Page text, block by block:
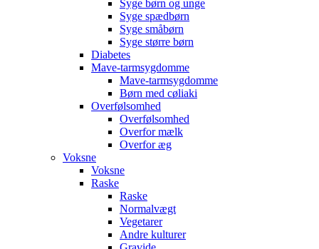
Syge børn og unge
Syge spædbørn
Syge småbørn
Syge større børn
Diabetes
Mave-tarmsygdomme
Mave-tarmsygdomme
Børn med cøliaki
Overfølsomhed
Overfølsomhed
Overfor mælk
Overfor æg
Voksne
Voksne
Raske
Raske
Normalvægt
Vegetarer
Andre kulturer